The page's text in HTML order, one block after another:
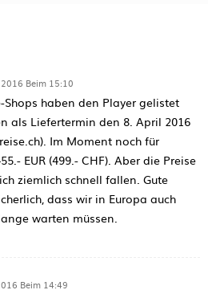
Beim 15:10
Shops haben den Player gelistet
als Liefertermin den 8. April 2016
Im Moment noch für
EUR (499.- CHF). Aber die Preise
ziemlich schnell fallen. Gute
dass wir in Europa auch
warten müssen.
Beim 14:49